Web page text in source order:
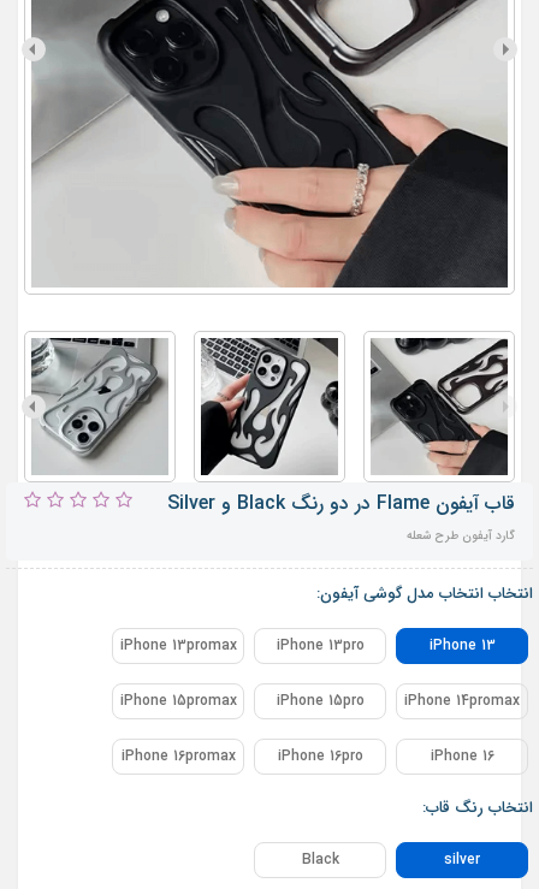
قاب آیفون Flame در دو رنگ Black و Silver
گارد آیفون طرح شعله
انتخاب انتخاب مدل گوشی آیفون:
iPhone 13
iPhone 13pro
iPhone 13promax
iPhone 14promax
iPhone 15pro
iPhone 15promax
iPhone 16
iPhone 16pro
iPhone 16promax
انتخاب رنگ قاب:
silver
Black